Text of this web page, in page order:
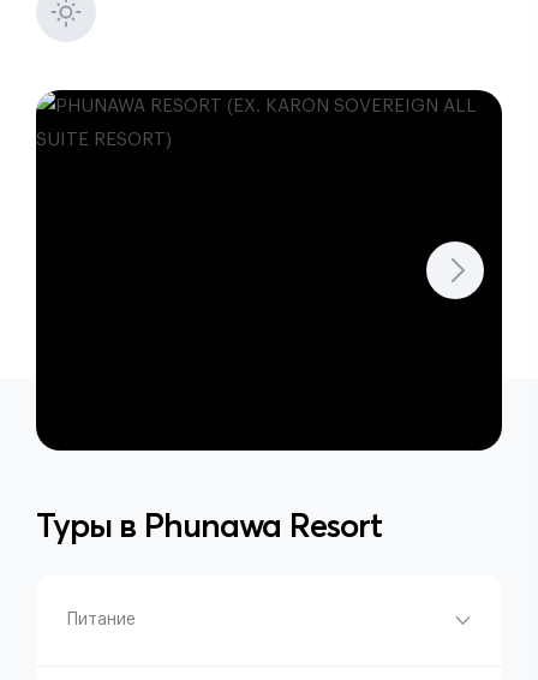
Туры в Phunawa Resort
Питание